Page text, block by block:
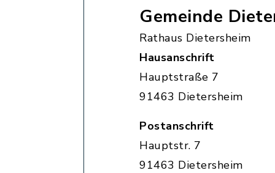
Gemeinde
Rathaus Dietersheim
Hausanschrift
Hauptstraße 7
91463 Dietersheim
Postanschrift
Hauptstr. 7
91463 Dietersheim